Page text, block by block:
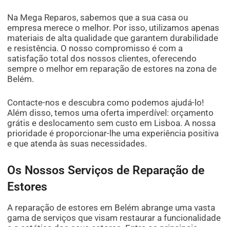
Na Mega Reparos, sabemos que a sua casa ou
empresa merece o melhor. Por isso, utilizamos apenas
materiais de alta qualidade que garantem durabilidade
e resistência. O nosso compromisso é com a
satisfação total dos nossos clientes, oferecendo
sempre o melhor em reparação de estores na zona de
Belém.
Contacte-nos e descubra como podemos ajudá-lo!
Além disso, temos uma oferta imperdível: orçamento
grátis e deslocamento sem custo em Lisboa. A nossa
prioridade é proporcionar-lhe uma experiência positiva
e que atenda às suas necessidades.
Os Nossos Serviços de Reparação de
Estores
A reparação de estores em Belém abrange uma vasta
gama de serviços que visam restaurar a funcionalidade